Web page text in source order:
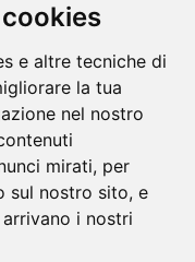
e altre tecniche di
la tua
nel nostro
mirati, per
sul nostro sito, e
i nostri
DIRETTA TV
-www.trgmedia.it- Powered by